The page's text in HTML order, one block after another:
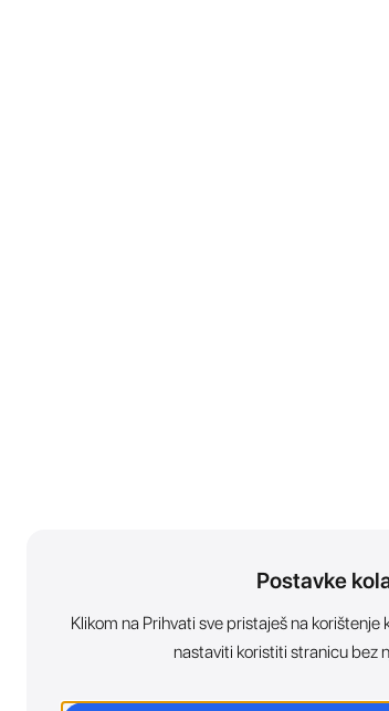
Postavke
Klikom na Prihvati sve pristaješ na
nastaviti koristiti stranicu bez